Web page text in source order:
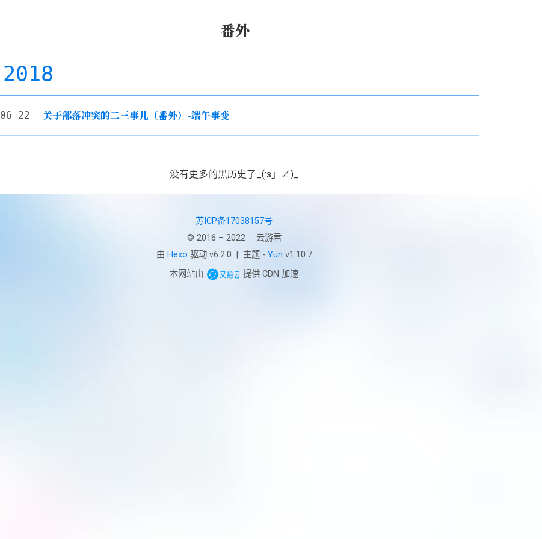
番外
2018
06-22 关于部落冲突的二三事儿（番外）-端午事变
没有更多的黑历史了_(:з」∠)_
苏ICP备17038157号
© 2016 – 2022
云游君
由 Hexo 驱动 v6.2.0 主题 - Yun v1.10.7
本网站由
提供 CDN 加速